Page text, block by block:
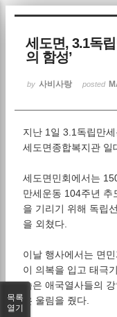
세도면, 3.1독
의 함성’
by 사비사랑 posted
지난 1일 3.1독립만
세도면종합복지관 일
세도면민회에서는
만세운동 104주년 추
을 기리기 위해 독립
을 외쳤다.
이날 행사에서는 면
이 의복을 입고 태극
습은 애국열사들의
은 울림을 줬다.
목록
열기